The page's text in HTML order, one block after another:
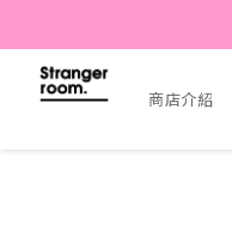
商店介紹